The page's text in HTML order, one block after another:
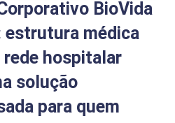
BioVida
estrutura médica
hospitalar
solução
para quem